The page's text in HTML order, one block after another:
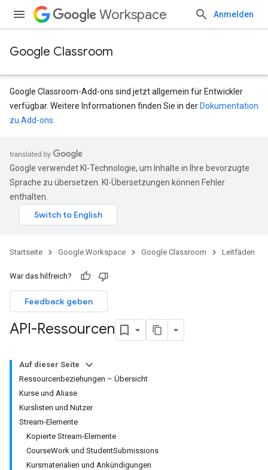
Workspace Anmelden
Google Classroom
Google Classroom-Add-ons sind jetzt allgemein für Entwickler
verfügbar. Weitere Informationen finden Sie in der Dokumentation
zu Add-ons
Google verwendet KI-Technologie, um Inhalte in Ihre bevorzugte
Sprache zu übersetzen. KI-Übersetzungen können Fehler
enthalten.
Startseite Google Workspace Google Classroom Leitfäden
War das hilfreich?
Feedback geben
API-Ressourcen
Auf dieser Seite
Ressourcenbeziehungen – Übersicht
Kurse und Aliase
Kurslisten und Nutzer
Stream-Elemente
Kopierte Stream-Elemente
CourseWork und StudentSubmissions
Kursmaterialien und Ankündigungen